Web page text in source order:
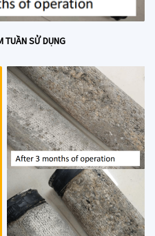
TUẦN SỬ DỤNG